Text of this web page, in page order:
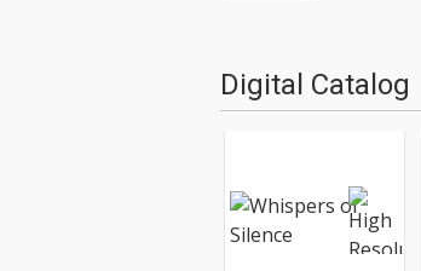
Digital Catalog